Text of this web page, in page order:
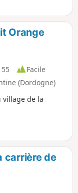
Puis une longue
ferrée
bois et
terrain
verdoyant qui
Orange
Facile
(Dordogne)
de la
carrière de